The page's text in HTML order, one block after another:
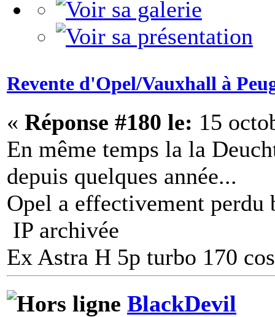
Revente d'Opel/Vauxhall à
« Réponse #180 le: 15
En même temps la la
depuis quelques année...
Opel a effectivement perdu
IP archivée
Ex Astra H 5p turbo 170
BlackDevil